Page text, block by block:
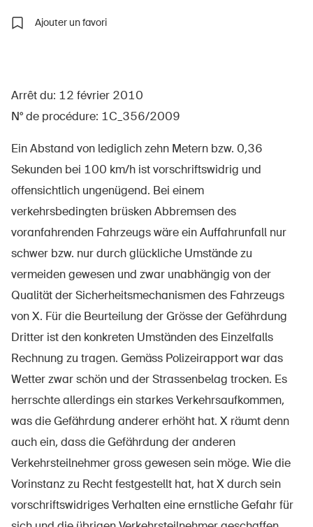
Seniors
Politique
Sinus Plus
Campagnes
Commander et télécharger
Cours et événements
Produits sûrs
Aspects juridiques
Délégués à la sécurité et communes
Ajouter un favori
Arrêt du: 12 février 2010
N° de procédure: 1C_356/2009
Ein Abstand von lediglich zehn Metern bzw. 0,36
Sekunden bei 100 km/h ist vorschriftswidrig und
offensichtlich ungenügend. Bei einem
verkehrsbedingten brüsken Abbremsen des
voranfahrenden Fahrzeugs wäre ein Auffahrunfall nur
schwer bzw. nur durch glückliche Umstände zu
vermeiden gewesen und zwar unabhängig von der
Qualität der Sicherheitsmechanismen des Fahrzeugs
von X. Für die Beurteilung der Grösse der Gefährdung
Dritter ist den konkreten Umständen des Einzelfalls
Rechnung zu tragen. Gemäss Polizeirapport war das
Wetter zwar schön und der Strassenbelag trocken. Es
herrschte allerdings ein starkes Verkehrsaufkommen,
was die Gefährdung anderer erhöht hat. X räumt denn
auch ein, dass die Gefährdung der anderen
Verkehrsteilnehmer gross gewesen sein möge. Wie die
Vorinstanz zu Recht festgestellt hat, hat X durch sein
vorschriftswidriges Verhalten eine ernstliche Gefahr für